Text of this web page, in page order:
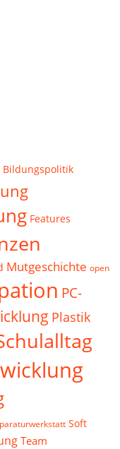
Bildungspolitik
Features
Mutgeschichte open
PC-
Plastik
Soft
Team